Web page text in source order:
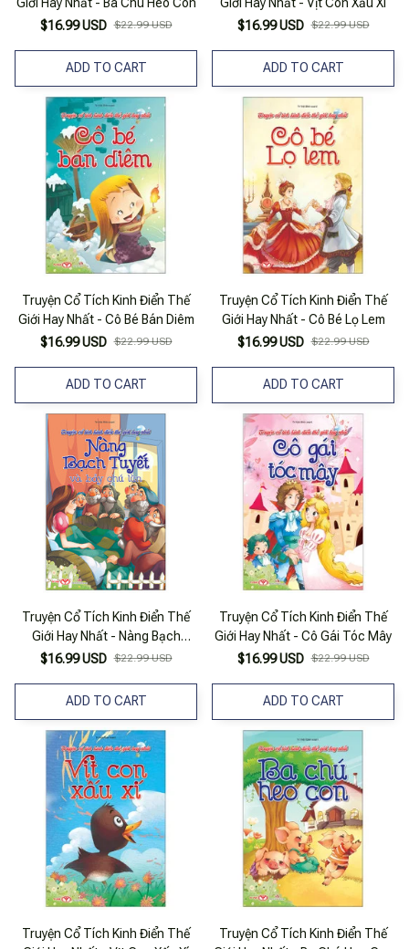
$16.99 USD $22.99 USD
ADD TO CART
$16.99 USD $22.99 USD
ADD TO CART
Truyện Cổ Tích Kinh Điển Thế
Giới Hay Nhất - Cô Bé Bán Diêm
$16.99 USD $22.99 USD
ADD TO CART
Truyện Cổ Tích Kinh Điển Thế
Giới Hay Nhất - Cô Bé Lọ Lem
$16.99 USD $22.99 USD
ADD TO CART
Truyện Cổ Tích Kinh Điển Thế
Giới Hay Nhất - Nàng Bạch
Tuyết Và Bảy Chú Lùn
$16.99 USD $22.99 USD
ADD TO CART
Truyện Cổ Tích Kinh Điển Thế
Giới Hay Nhất - Cô Gái Tóc Mây
$16.99 USD $22.99 USD
ADD TO CART
Truyện Cổ Tích Kinh Điển Thế
Truyện Cổ Tích Kinh Điển Thế